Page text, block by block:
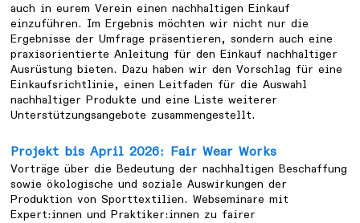
auch in eurem Verein einen nachhaltigen Einkauf
einzuführen. Im Ergebnis möchten wir nicht nur die
Ergebnisse der Umfrage präsentieren, sondern auch eine
praxisorientierte Anleitung für den Einkauf nachhaltiger
Ausrüstung bieten. Dazu haben wir den Vorschlag für eine
Einkaufsrichtlinie, einen Leitfaden für die Auswahl
nachhaltiger Produkte und eine Liste weiterer
Unterstützungsangebote zusammengestellt.
Projekt bis April 2026: Fair Wear Works
Vorträge über die Bedeutung der nachhaltigen Beschaffung
sowie ökologische und soziale Auswirkungen der
Produktion von Sporttextilien. Webseminare mit
Expert:innen und Praktiker:innen zu fairer